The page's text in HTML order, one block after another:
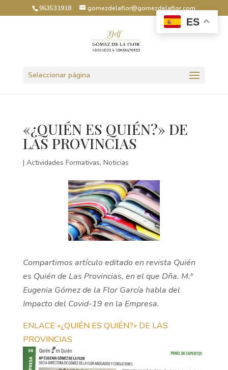
963531918 gomezdelaflor@gomezdelaflor.com
Seleccionar página
«¿QUIÉN ES QUIÉN?» DE
LAS PROVINCIAS
| Actividades Formativas, Noticias
Compartimos artículo editado en revista Quién
es Quién de Las Provincias, en el que Dña. M.ª
Eugenia Gómez de la Flor García habla del
Impacto del Covid-19 en la Empresa.
ENLACE «¿QUIÉN ES QUIÉN?» DE LAS
PROVINCIAS
ES